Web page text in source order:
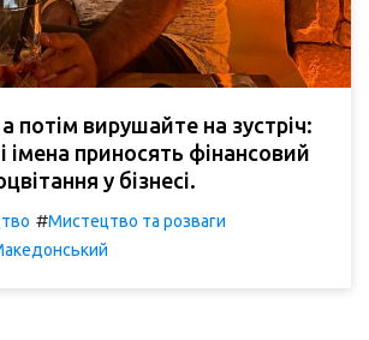
потім вирушайте на зустріч:
імена приносять фінансовий
у бізнесі.
#Мистецтво та розваги